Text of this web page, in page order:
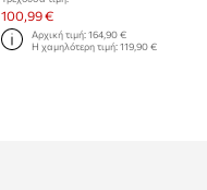
100,99 €
Αρχική τιμή: 164,90 €
Η χαμηλότερη τιμή: 119,90 €